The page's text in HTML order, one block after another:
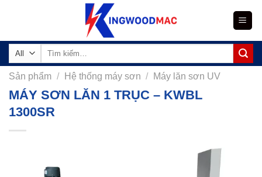
Tìm
Sản phẩm / Hệ thống máy sơn / Máy lăn sơn UV
MÁY SƠN LĂN 1 TRỤC – KWBL
1300SR